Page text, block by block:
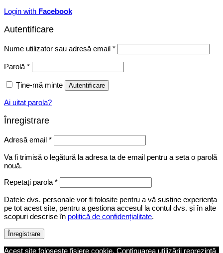
Login with Facebook
Autentificare
Nume utilizator sau adresă email *Obligatoriu
Parolă *Obligatoriu
Ține-mă minte Autentificare
Ai uitat parola?
Înregistrare
Adresă email *Obligatoriu
Va fi trimisă o legătură la adresa ta de email pentru a seta o parolă
nouă.
Repetați parola *
Datele dvs. personale vor fi folosite pentru a vă susține experiența
pe tot acest site, pentru a gestiona accesul la contul dvs. și în alte
scopuri descrise în politică de confidențialitate.
Înregistrare
Acest site folosește fișiere cookie. Continuarea utilizării reprezintă